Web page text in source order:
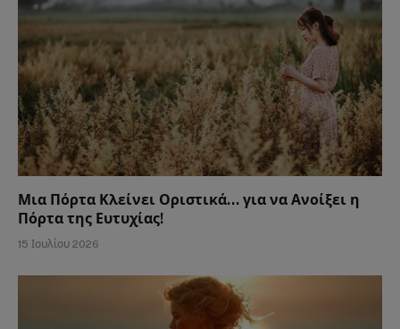
Μια Πόρτα Κλείνει Οριστικά… για να Ανοίξει η
Πόρτα της Ευτυχίας!
15 Ιουλίου 2026